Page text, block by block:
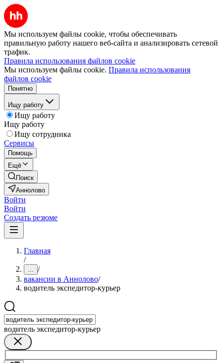
Мы используем файлы cookie, чтобы обеспечивать
правильную работу нашего веб-сайта и анализировать сетевой
трафик.
Правила использования файлов cookie
Мы используем файлы cookie. Правила использования
файлов cookie
Понятно
Ищу работу
Ищу работу
Ищу работу
Ищу сотрудника
Сервисы
Помощь
Ещё
Поиск
Аннолово
Войти
Войти
Создать резюме
Главная
/
... /
вакансии в Аннолово/
водитель экспедитор-курьер
водитель экспедитор-курьер